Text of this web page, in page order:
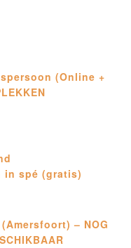
(Online +
in spé (gratis)
– NOG